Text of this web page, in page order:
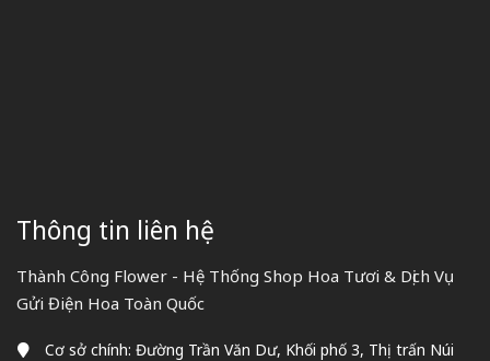
Thông tin liên hệ
Thành Công Flower - Hệ Thống Shop Hoa Tươi & Dịch Vụ
Gửi Điện Hoa Toàn Quốc
Cơ sở chính: Đường Trần Văn Dư, Khối phố 3, Thị trấn Núi